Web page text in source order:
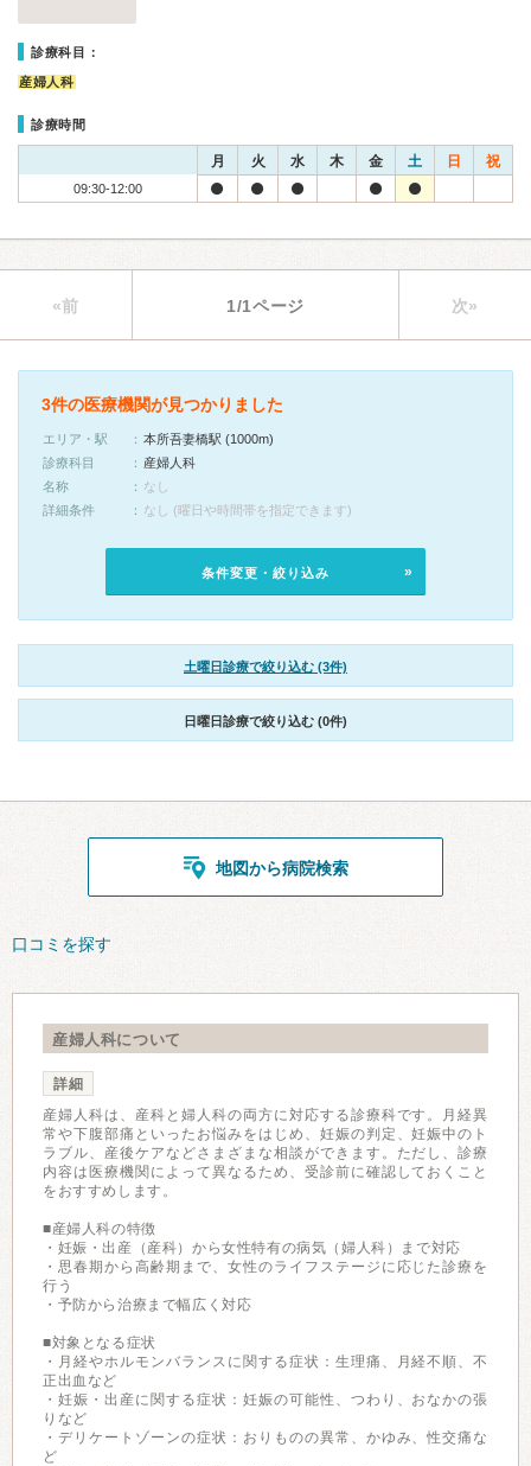
診療科目：
産婦人科
診療時間
月 火 水 木 金 土 日 祝
09:30-12:00
«前 1/1ページ 次»
3件の医療機関が見つかりました
エリア・駅
本所吾妻橋駅 (1000m)
診療科目
産婦人科
名称
なし
詳細条件
なし (曜日や時間帯を指定できます)
条件変更・絞り込み
土曜日診療で絞り込む (3件)
日曜日診療で絞り込む (0件)
地図から病院検索
口コミを探す
産婦人科について
詳細
産婦人科は、産科と婦人科の両方に対応する診療科です。月経異
常や下腹部痛といったお悩みをはじめ、妊娠の判定、妊娠中のト
ラブル、産後ケアなどさまざまな相談ができます。ただし、診療
内容は医療機関によって異なるため、受診前に確認しておくこと
をおすすめします。
■産婦人科の特徴
・妊娠・出産（産科）から女性特有の病気（婦人科）まで対応
・思春期から高齢期まで、女性のライフステージに応じた診療を
行う
・予防から治療まで幅広く対応
■対象となる症状
・月経やホルモンバランスに関する症状：生理痛、月経不順、不
正出血など
・妊娠・出産に関する症状：妊娠の可能性、つわり、おなかの張
りなど
・デリケートゾーンの症状：おりものの異常、かゆみ、性交痛な
ど